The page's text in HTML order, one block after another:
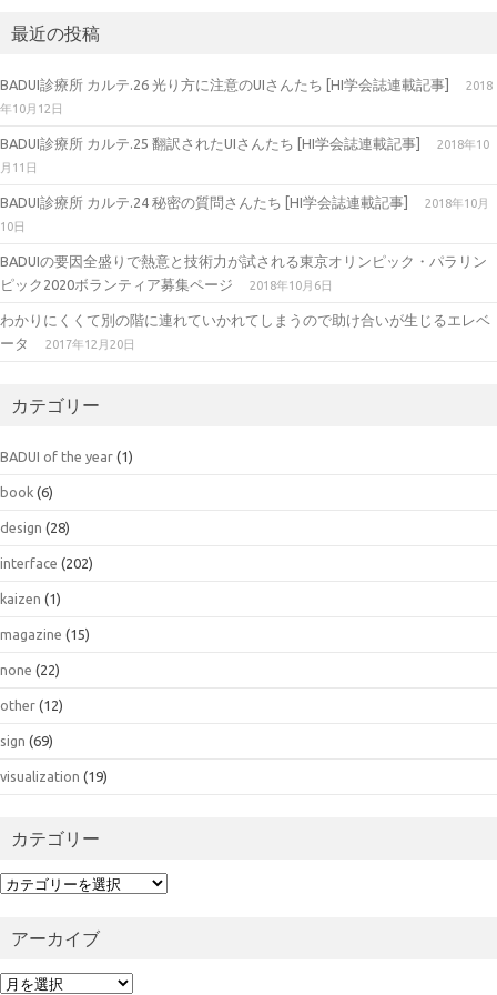
最近の投稿
BADUI診療所 カルテ.26 光り方に注意のUIさんたち [HI学会誌連載記事]
2018
年10月12日
BADUI診療所 カルテ.25 翻訳されたUIさんたち [HI学会誌連載記事]
2018年10
月11日
BADUI診療所 カルテ.24 秘密の質問さんたち [HI学会誌連載記事]
2018年10月
10日
BADUIの要因全盛りで熱意と技術力が試される東京オリンピック・パラリン
ピック2020ボランティア募集ページ
2018年10月6日
わかりにくくて別の階に連れていかれてしまうので助け合いが生じるエレベ
ータ
2017年12月20日
カテゴリー
BADUI of the year (1)
book (6)
design (28)
interface (202)
kaizen (1)
magazine (15)
none (22)
other (12)
sign (69)
visualization (19)
カテゴリー
カ
アーカイブ
ア